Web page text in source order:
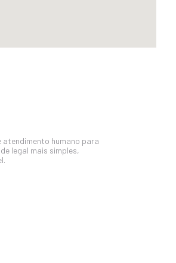
atendimento humano para
legal mais simples,